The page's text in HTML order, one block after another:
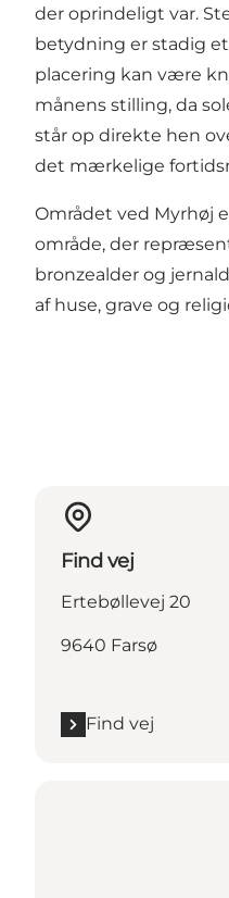
der oprindeligt var.
betydning er stadig
placering kan være
månens stilling, da
står op direkte hen
det mærkelige
Området ved Myrhøj
område, der
bronzealder og
af huse, grave og
Find vej
Ertebøllevej 20
9640 Farsø
Find vej